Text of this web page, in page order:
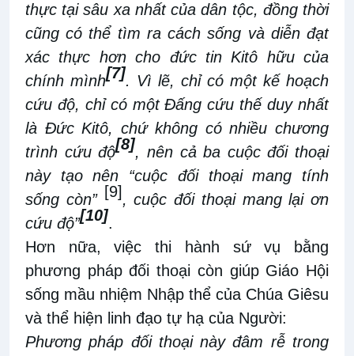
thực tại sâu xa nhất của dân tộc, đồng thời
cũng có thể tìm ra cách sống và diễn đạt
xác thực hơn cho đức tin Kitô hữu của
chính mình[7]. Vì lẽ, chỉ có một kế hoạch
cứu độ, chỉ có một Đấng cứu thế duy nhất
là Đức Kitô, chứ không có nhiều chương
trình cứu độ[8], nên cả ba cuộc đối thoại
này tạo nên “cuộc đối thoại mang tính
sống còn” [9], cuộc đối thoại mang lại ơn
cứu độ”[10].
Hơn nữa, việc thi hành sứ vụ bằng
phương pháp đối thoại còn giúp Giáo Hội
sống mầu nhiệm Nhập thể của Chúa Giêsu
và thể hiện linh đạo tự hạ của Người:
Phương pháp đối thoại này đâm rễ trong